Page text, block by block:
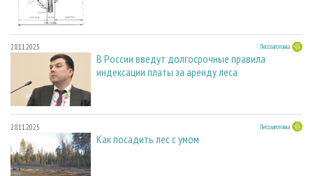
28.11.2025 Лесозаготовка
В России введут долгосрочные правила
индексации платы за аренду леса
28.11.2025 Лесозаготовка
Как посадить лес с умом